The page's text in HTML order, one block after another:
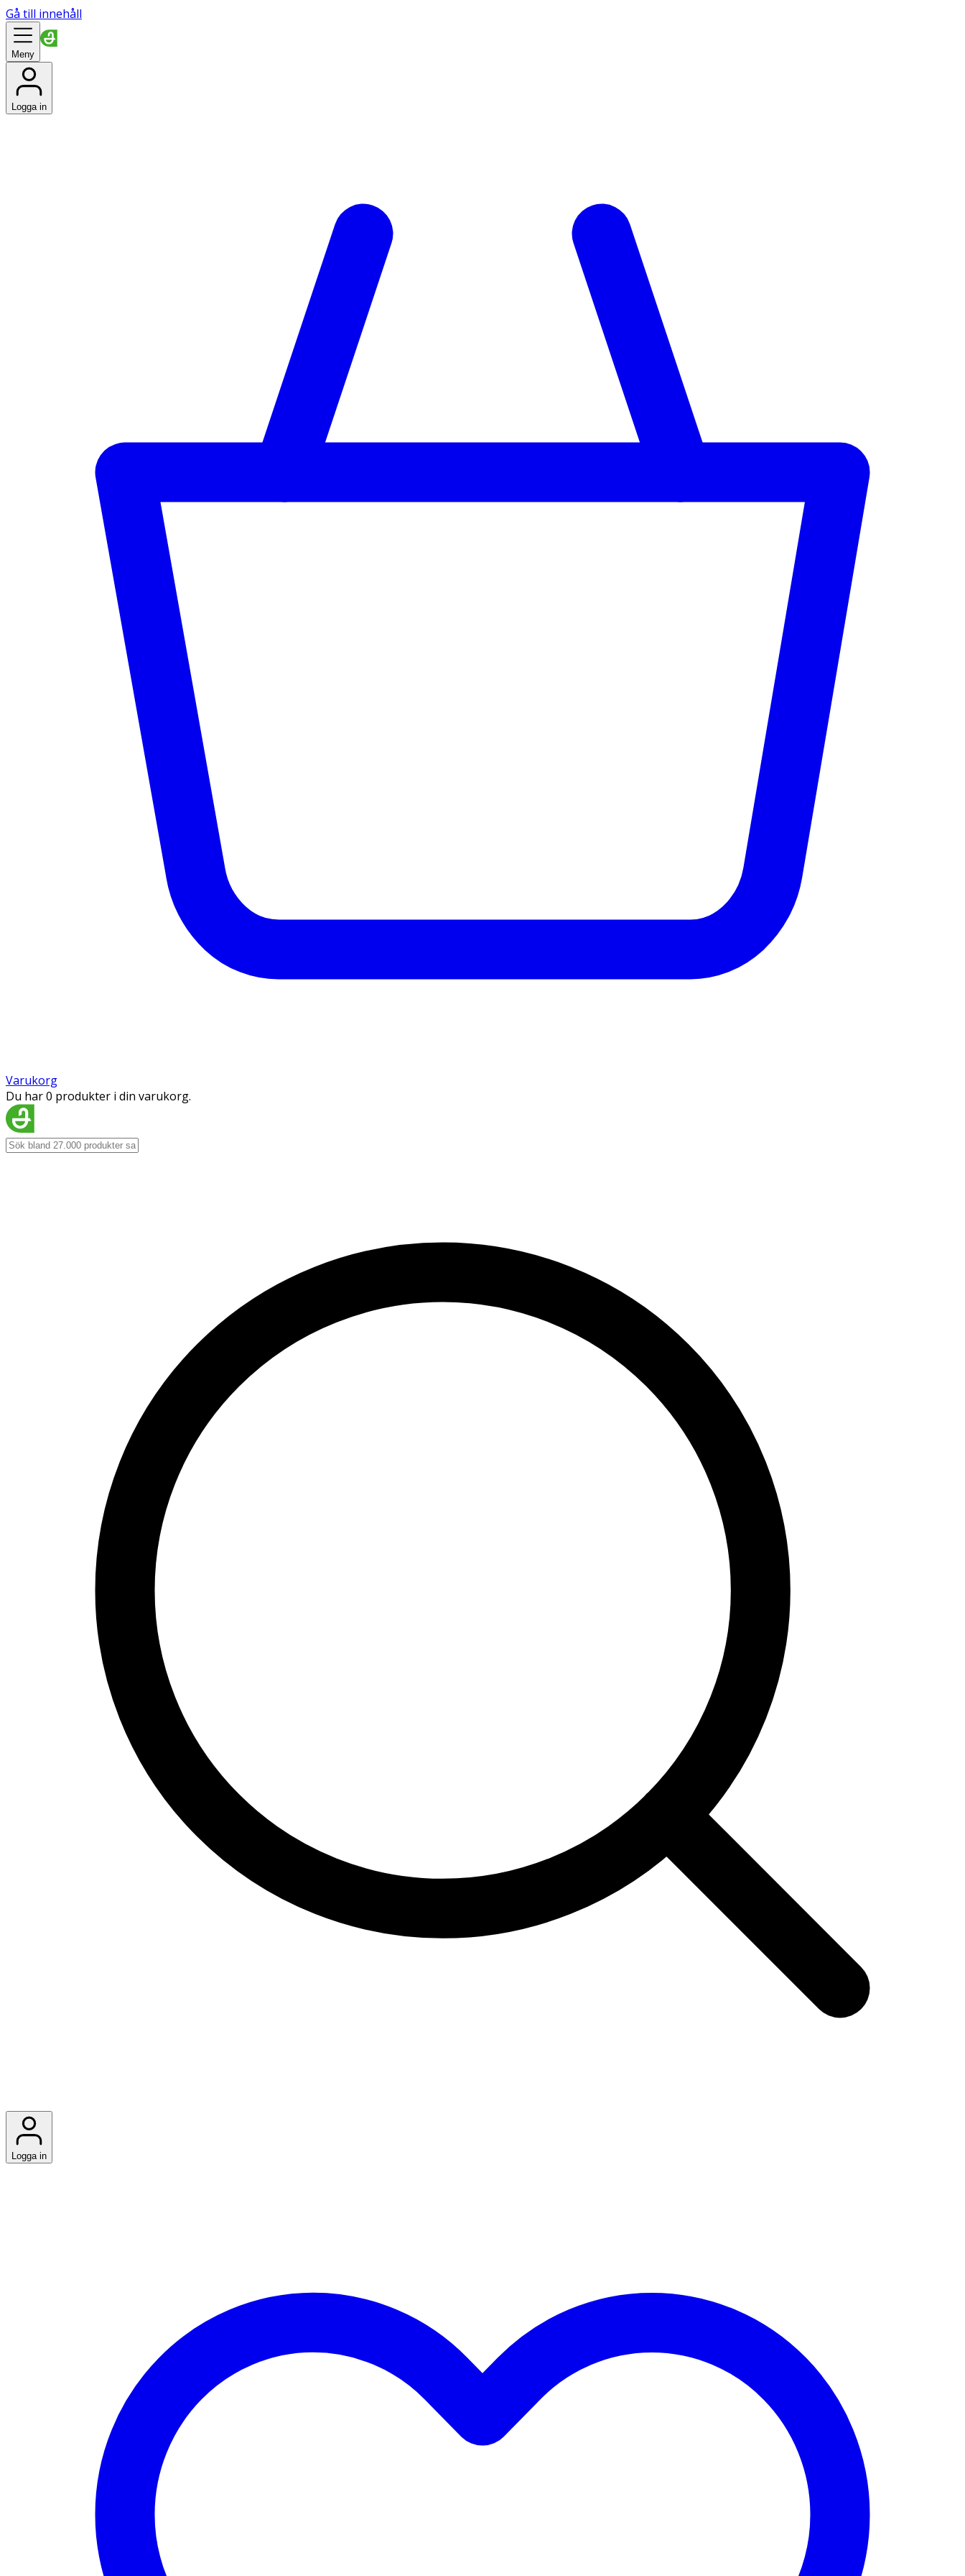
Gå till innehåll
Meny
Logga in
Varukorg
Du har 0 produkter i din varukorg.
Logga in